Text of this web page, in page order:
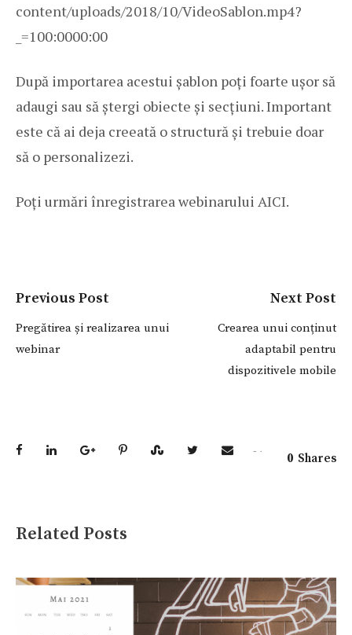
content/uploads/2018/10/VideoSablon.mp4?
_=1 00:0000:00
După importarea acestui șablon poți foarte ușor să
adaugi sau să ștergi obiecte și secțiuni. Important
este că ai deja creeată o structură și trebuie doar
să o personalizezi.
Poți urmări înregistrarea webinarului AICI.
Previous Post
Pregătirea și realizarea unui
webinar
Next Post
Crearea unui conținut
adaptabil pentru
dispozitivele mobile
0 Shares
Related Posts